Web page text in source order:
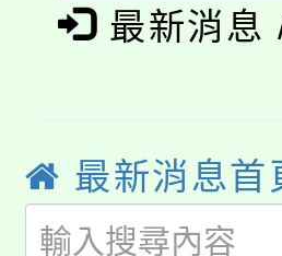
程
「本色祭
局官網。
8月14至27
開!
115年桃園
最新消息
最新消息首